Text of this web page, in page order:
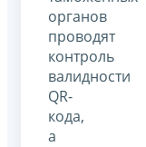
органов
проводят
контроль
валидности
QR-
кода,
а